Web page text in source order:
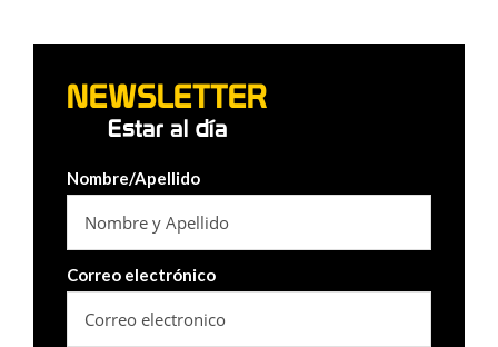
NEWSLETTER
Estar al día
Nombre/Apellido
Correo electrónico